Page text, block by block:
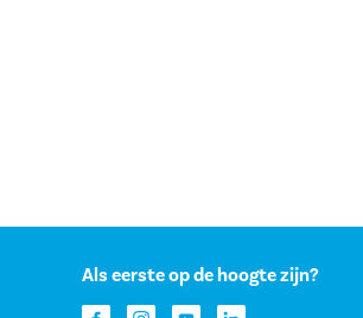
Als eerste op de hoogte zijn?